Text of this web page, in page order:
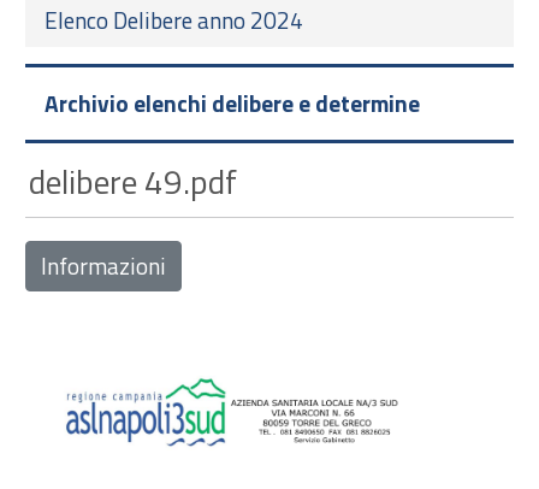
Elenco Delibere anno 2024
Archivio elenchi delibere e determine
delibere 49.pdf
Informazioni